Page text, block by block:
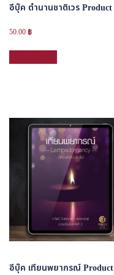
อีบุ๊ค ตำนานชาติเวร Product
50.00 ฿
อีบุ๊ค เทียนพยากรณ์ Product